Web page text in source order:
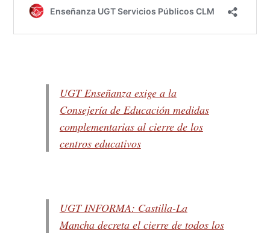
UGT Enseñanza exige a la
Consejería de Educación medidas
complementarias al cierre de los
centros educativos
UGT INFORMA: Castilla-La
Mancha decreta el cierre de todos los